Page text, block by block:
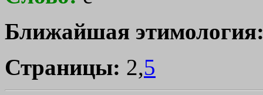
Ближайшая
Страницы: 2,5